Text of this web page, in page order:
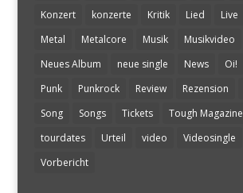
Konzert
konzerte Kritik Lied Live
Metal
Metalcore Musik Musikvideo
Neues Album
neue single News Oi!
Punk
Punkrock Review Rezension
Song
Songs Tickets Tough Magazine
tourdates
Urteil video Videosingle
Vorbericht